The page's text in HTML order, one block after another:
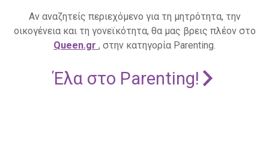
Αν αναζητείς περιεχόμενο για τη μητρότητα, την
οικογένεια και τη γονεϊκότητα, θα μας βρεις πλέον στο
Queen.gr , στην κατηγορία Parenting.
Έλα στο Parenting!